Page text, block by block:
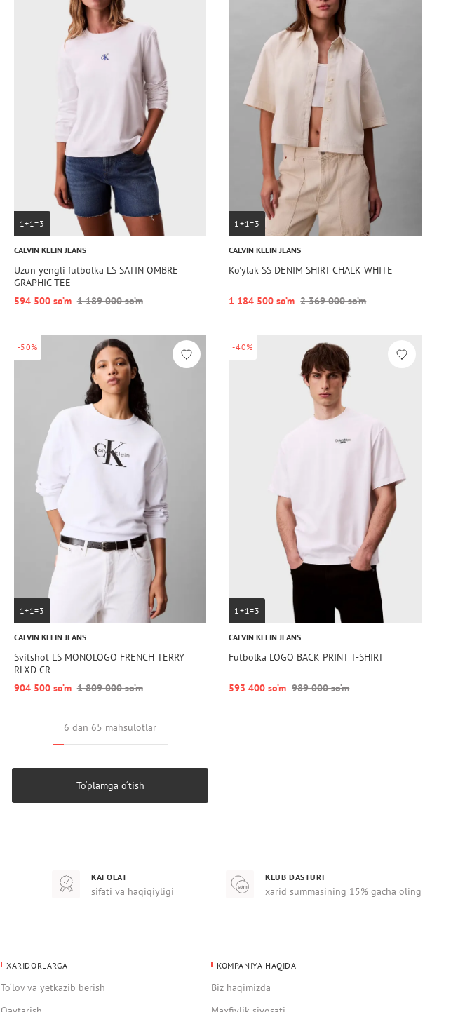
1+1=3
CALVIN KLEIN JEANS
Uzun yengli futbolka LS SATIN OMBRE
GRAPHIC TEE
594 500 so‘m 1 189 000 so‘m
1+1=3
CALVIN KLEIN JEANS
Ko'ylak SS DENIM SHIRT CHALK WHITE
1 184 500 so‘m 2 369 000 so‘m
-50%
1+1=3
CALVIN KLEIN JEANS
Svitshot LS MONOLOGO FRENCH TERRY
RLXD CR
904 500 so‘m 1 809 000 so‘m
-40%
1+1=3
CALVIN KLEIN JEANS
Futbolka LOGO BACK PRINT T-SHIRT
593 400 so‘m 989 000 so‘m
6 dan 65 mahsulotlar
To‘plamga o‘tish
KAFOLAT
sifati va haqiqiyligi
KLUB DASTURI
xarid summasining 15% gacha oling
XARIDORLARGA
To‘lov va yetkazib berish
KOMPANIYA HAQIDA
Biz haqimizda